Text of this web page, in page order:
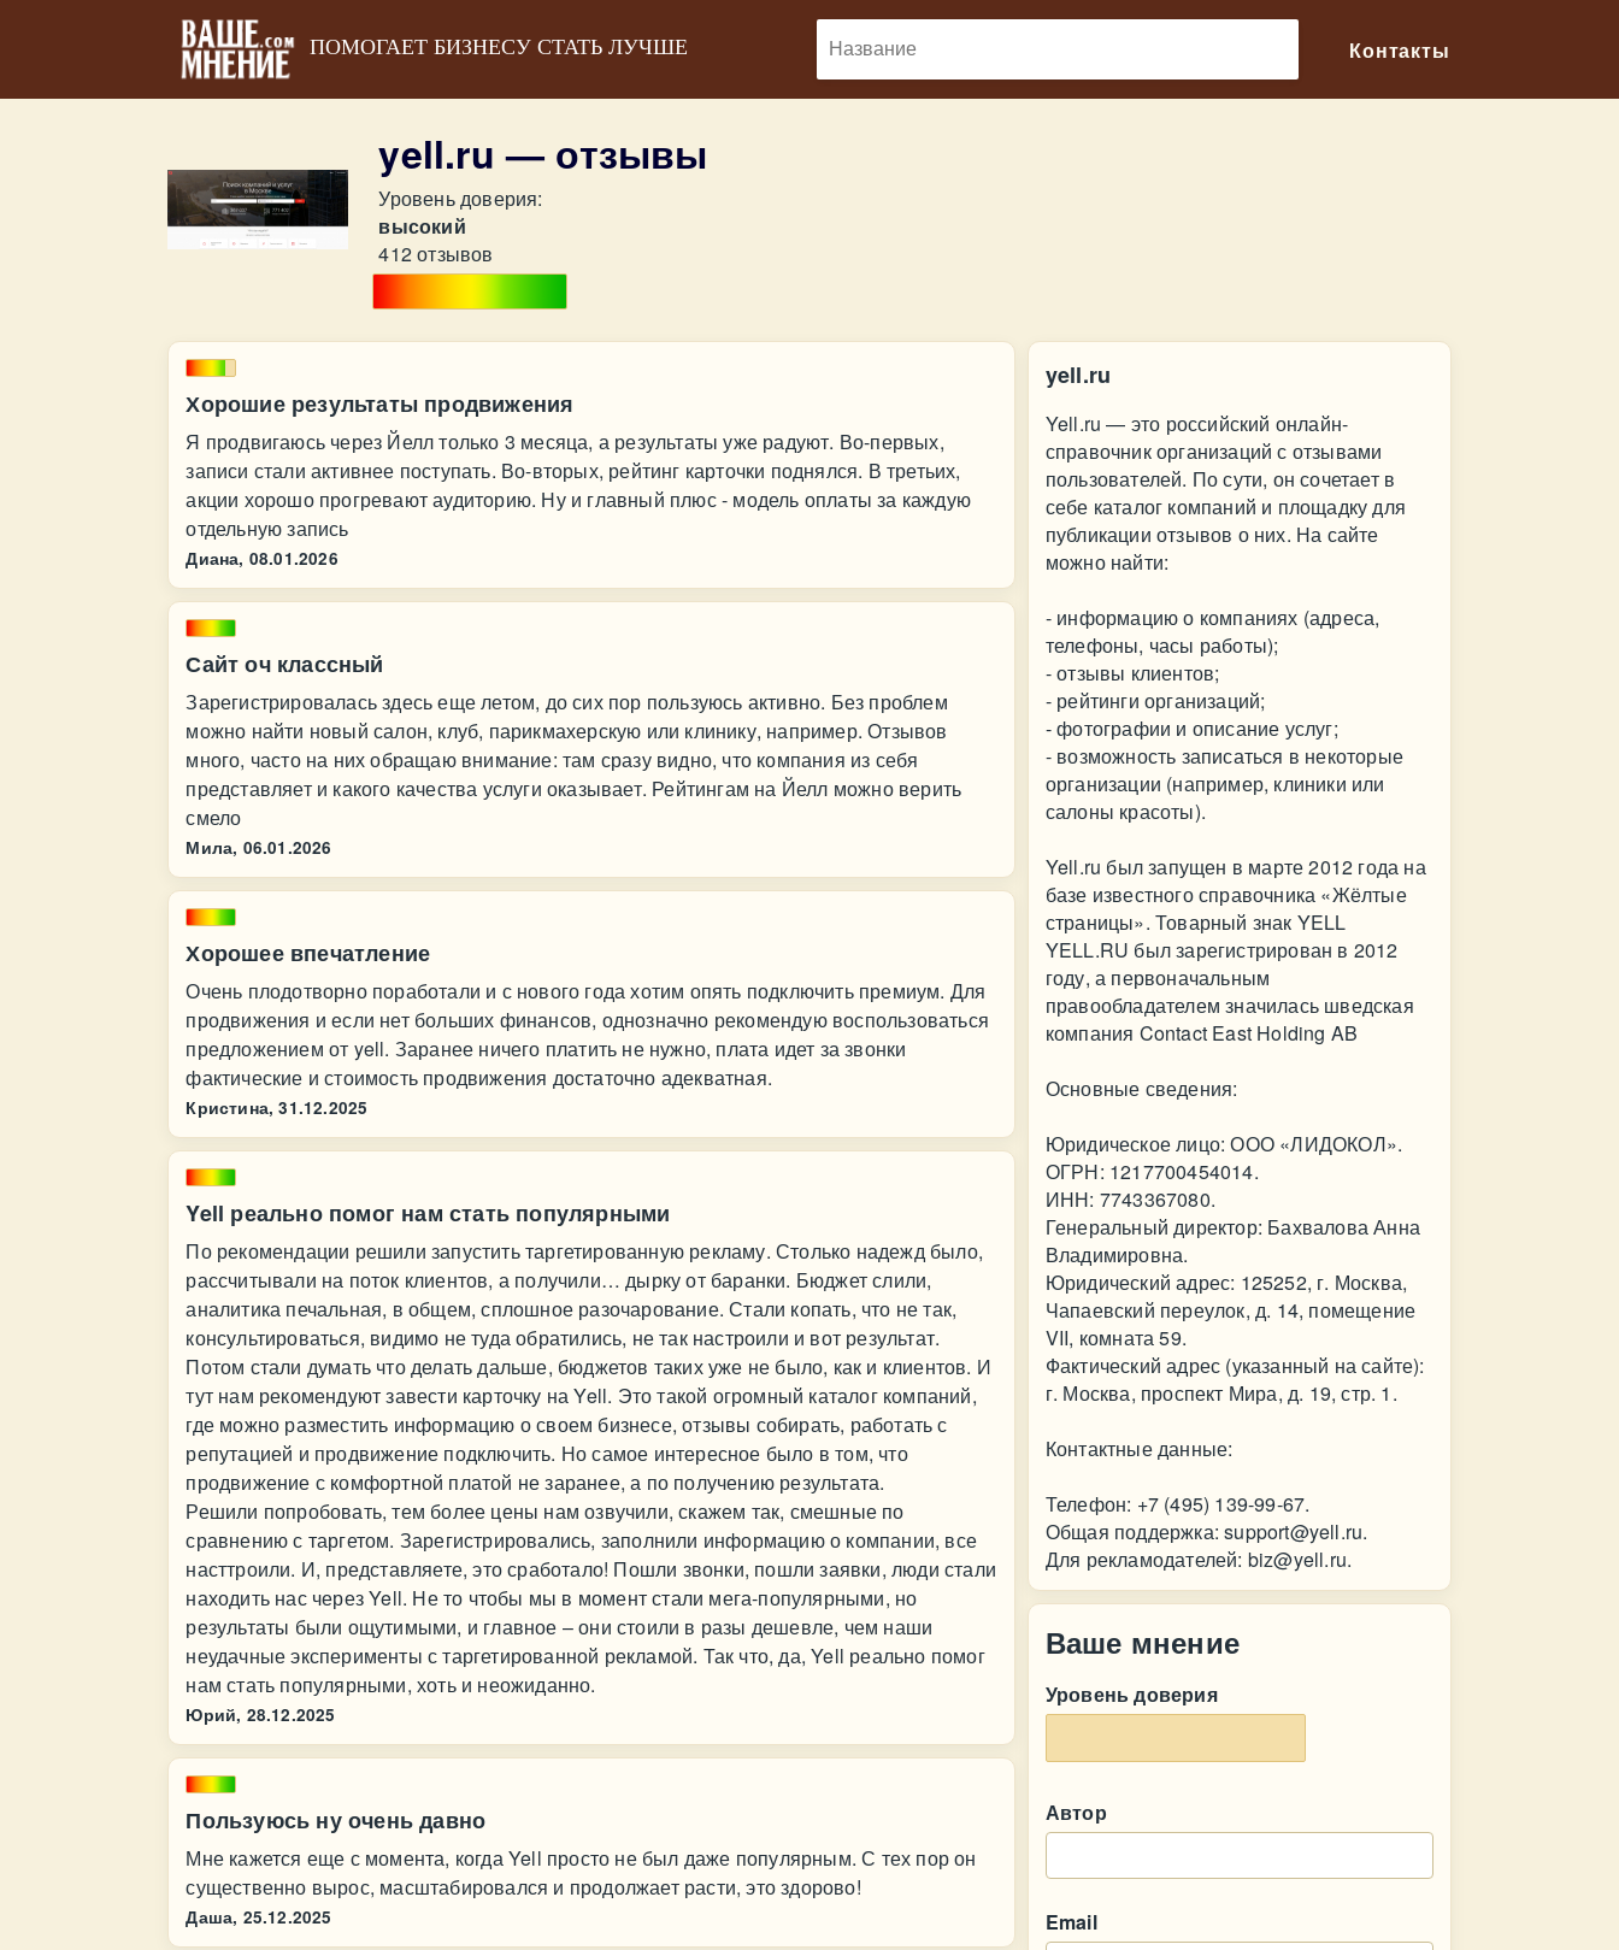
ПОМОГАЕТ БИЗНЕСУ СТАТЬ ЛУЧШЕ Контакты
yell.ru — отзывы
Уровень доверия:
высокий
412 отзывов
Хорошие результаты продвижения
Я продвигаюсь через Йелл только 3 месяца, а результаты уже радуют. Во-первых,
записи стали активнее поступать. Во-вторых, рейтинг карточки поднялся. В третьих,
акции хорошо прогревают аудиторию. Ну и главный плюс - модель оплаты за каждую
отдельную запись
Диана, 08.01.2026
Сайт оч классный
Зарегистрировалась здесь еще летом, до сих пор пользуюсь активно. Без проблем
можно найти новый салон, клуб, парикмахерскую или клинику, например. Отзывов
много, часто на них обращаю внимание: там сразу видно, что компания из себя
представляет и какого качества услуги оказывает. Рейтингам на Йелл можно верить
смело
Мила, 06.01.2026
Хорошее впечатление
Очень плодотворно поработали и с нового года хотим опять подключить премиум. Для
продвижения и если нет больших финансов, однозначно рекомендую воспользоваться
предложением от yell. Заранее ничего платить не нужно, плата идет за звонки
фактические и стоимость продвижения достаточно адекватная.
Кристина, 31.12.2025
Yell реально помог нам стать популярными
По рекомендации решили запустить таргетированную рекламу. Столько надежд было,
рассчитывали на поток клиентов, а получили… дырку от баранки. Бюджет слили,
аналитика печальная, в общем, сплошное разочарование. Стали копать, что не так,
консультироваться, видимо не туда обратились, не так настроили и вот результат.
Потом стали думать что делать дальше, бюджетов таких уже не было, как и клиентов. И
тут нам рекомендуют завести карточку на Yell. Это такой огромный каталог компаний,
где можно разместить информацию о своем бизнесе, отзывы собирать, работать с
репутацией и продвижение подключить. Но самое интересное было в том, что
продвижение с комфортной платой не заранее, а по получению результата.
Решили попробовать, тем более цены нам озвучили, скажем так, смешные по
сравнению с таргетом. Зарегистрировались, заполнили информацию о компании, все
насттроили. И, представляете, это сработало! Пошли звонки, пошли заявки, люди стали
находить нас через Yell. Не то чтобы мы в момент стали мега-популярными, но
результаты были ощутимыми, и главное – они стоили в разы дешевле, чем наши
неудачные эксперименты с таргетированной рекламой. Так что, да, Yell реально помог
нам стать популярными, хоть и неожиданно.
Юрий, 28.12.2025
Пользуюсь ну очень давно
Мне кажется еще с момента, когда Yell просто не был даже популярным. С тех пор он
существенно вырос, масштабировался и продолжает расти, это здорово!
Даша, 25.12.2025
yell.ru
Yell.ru — это российский онлайн-
справочник организаций с отзывами
пользователей. По сути, он сочетает в
себе каталог компаний и площадку для
публикации отзывов о них. На сайте
можно найти:
- информацию о компаниях (адреса,
телефоны, часы работы);
- отзывы клиентов;
- рейтинги организаций;
- фотографии и описание услуг;
- возможность записаться в некоторые
организации (например, клиники или
салоны красоты).
Yell.ru был запущен в марте 2012 года на
базе известного справочника «Жёлтые
страницы». Товарный знак YELL
YELL.RU был зарегистрирован в 2012
году, а первоначальным
правообладателем значилась шведская
компания Contact East Holding AB
Основные сведения:
Юридическое лицо: ООО «ЛИДОКОЛ».
ОГРН: 1217700454014.
ИНН: 7743367080.
Генеральный директор: Бахвалова Анна
Владимировна.
Юридический адрес: 125252, г. Москва,
Чапаевский переулок, д. 14, помещение
VII, комната 59.
Фактический адрес (указанный на сайте):
г. Москва, проспект Мира, д. 19, стр. 1.
Контактные данные:
Телефон: +7 (495) 139-99-67.
Общая поддержка:support@yell.ru.
Для рекламодателей: biz@yell.ru.
Ваше мнение
Уровень доверия
Автор
Email